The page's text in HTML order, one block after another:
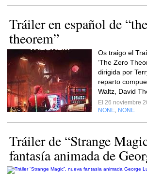
Tráiler en español de
theorem”
Os traigo el
‘The Zero
dirigida por
reparto
Waltz, David
El 26 noviembre
NONE NONE
Tráiler de “Strange
fantasía animada de